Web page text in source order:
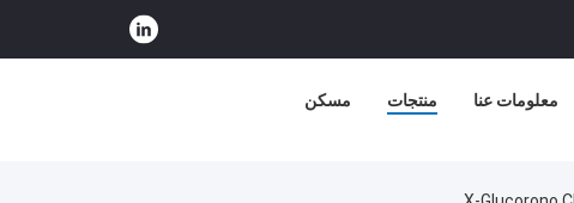
مسكن منتجات معلومات عنا